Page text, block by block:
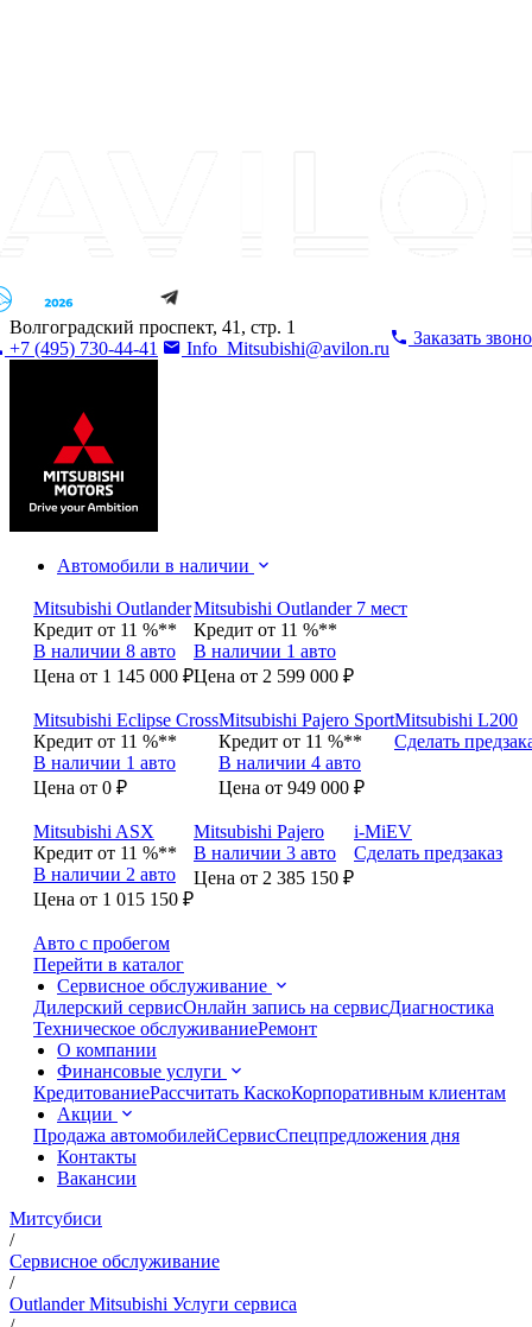
Волгоградский проспект, 41, стр. 1
+7 (495) 730-44-41
Info_Mitsubishi@avilon.ru
Заказать
Автомобили в наличии
Mitsubishi Outlander
Кредит от 11 %**
В наличии 8 авто
Цена от 1 145 000 ₽
Mitsubishi Outlander 7 мест
Кредит от 11 %**
В наличии 1 авто
Цена от 2 599 000 ₽
Mitsubishi Eclipse Cross
Кредит от 11 %**
В наличии 1 авто
Цена от 0 ₽
Mitsubishi Pajero Sport
Кредит от 11 %**
В наличии 4 авто
Цена от 949 000 ₽
Mitsubishi L200
Сделать
Mitsubishi ASX
Кредит от 11 %**
В наличии 2 авто
Цена от 1 015 150 ₽
Mitsubishi Pajero
В наличии 3 авто
Цена от 2 385 150 ₽
i-MiEV
Сделать предзаказ
Авто с пробегом
Перейти в каталог
Сервисное обслуживание
Дилерский сервисОнлайн запись на сервисДиагностика
Техническое обслуживаниеРемонт
О компании
Финансовые услуги
КредитованиеРассчитать КаскоКорпоративным клиентам
Акции
Продажа автомобилейСервисСпецпредложения дня
Контакты
Вакансии
Митсубиси
/
Сервисное обслуживание
/
Outlander Mitsubishi Услуги сервиса